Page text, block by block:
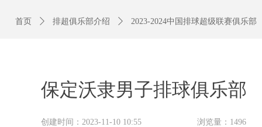
保定沃隶男子排球俱乐部
创建时间： 2023-11-10 10:55 浏览量： 1496
首页 ꄲ 排超俱乐部介绍 ꄲ 2023-2024中国排球超级联赛俱乐部